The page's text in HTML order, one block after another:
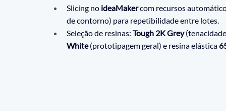
Slicing no ideaMaker com recursos
de contorno) para repetibilidade entre lotes.
Seleção de resinas: Tough 2K Grey
White (prototipagem geral) e resina elástica